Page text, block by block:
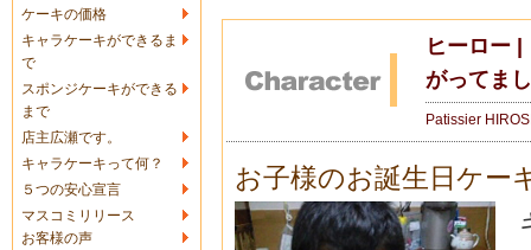
ケーキの価格
キャラケーキができるま
で
スポンジケーキができる
まで
店主広瀬です。
キャラケーキって何？
５つの安心宣言
マスコミリリース
お客様の声
ヒーロー
がってま
Patissier
お子様のお誕生日ケー